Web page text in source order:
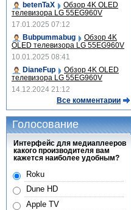
betenTaX
Обзор 4K OLED
телевизора LG 55EG960V
17.01.2025 07:12
Bubpummabug
Обзор 4K
OLED телевизора LG 55EG960V
10.01.2025 08:41
DianeFup
Обзор 4K OLED
телевизора LG 55EG960V
14.12.2024 21:12
Все комментарии
Голосование
Интерфейс для медиаплееров
какого производителя вам
кажется наиболее удобным?
Roku
Dune HD
Apple TV